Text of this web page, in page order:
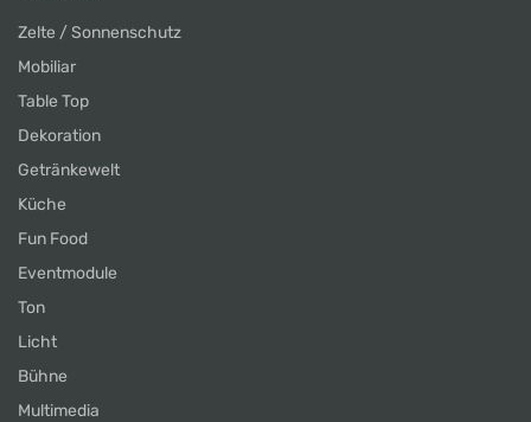
Zelte / Sonnenschutz
Mobiliar
Table Top
Dekoration
Getränkewelt
Küche
Fun Food
Eventmodule
Ton
Licht
Bühne
Multimedia